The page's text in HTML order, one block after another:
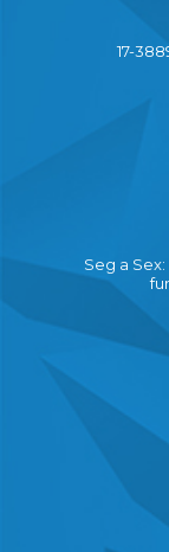
17-
Seg a Sex: